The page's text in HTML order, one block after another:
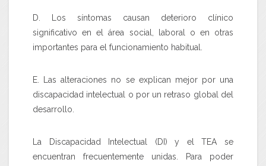
D. Los síntomas causan deterioro clínico
significativo en el área social, laboral o en otras
importantes para el funcionamiento habitual.
E. Las alteraciones no se explican mejor por una
discapacidad intelectual o por un retraso global del
desarrollo.
La Discapacidad Intelectual (DI) y el TEA se
encuentran frecuentemente unidas. Para poder